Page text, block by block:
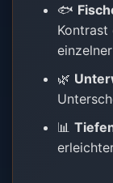
🐟
Kontrast
🌿
📊